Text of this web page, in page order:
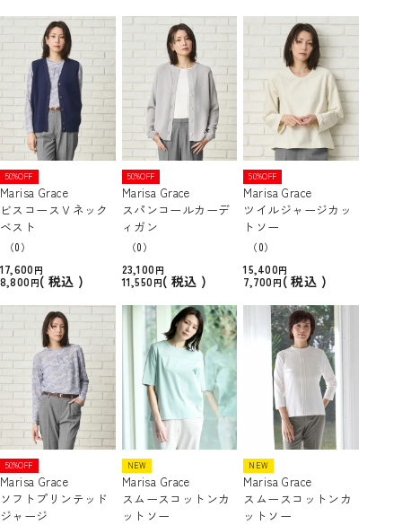
50%OFF
Marisa Grace
ビスコースＶネック
ベスト
（0）
17,600
8,800
税込
50%OFF
Marisa Grace
スパンコールカーデ
ィガン
（0）
23,100
11,550
税込
50%OFF
Marisa Grace
ツイルジャージカッ
トソー
（0）
15,400
7,700
税込
50%OFF
Marisa Grace
ソフトプリンテッド
ジャージ
NEW
Marisa Grace
スムースコットンカ
ットソー
NEW
Marisa Grace
スムースコットンカ
ットソー